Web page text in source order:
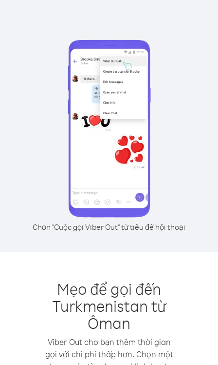
Chọn "Cuộc gọi Viber Out" từ tiêu đề hội thoại
Mẹo để gọi đến
Turkmenistan từ
Ôman
Viber Out cho bạn thêm thời gian
gọi với chi phí thấp hơn. Chọn một